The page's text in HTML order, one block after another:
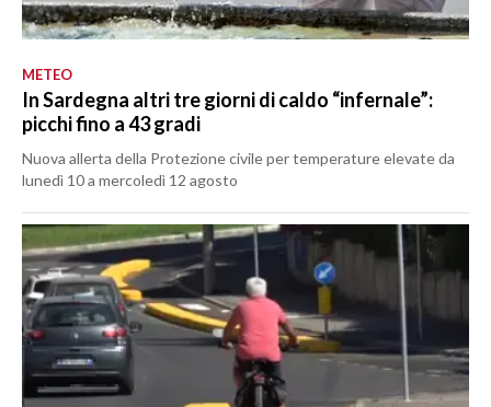
METEO
In Sardegna altri tre giorni di caldo “infernale”:
picchi fino a 43 gradi
Nuova allerta della Protezione civile per temperature elevate da
lunedì 10 a mercoledì 12 agosto